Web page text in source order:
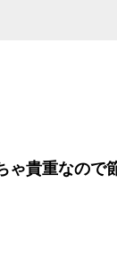
貴重なので